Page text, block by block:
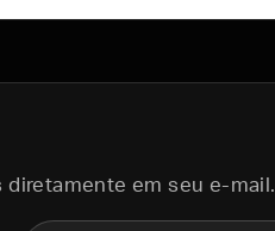
em seu e-mail.